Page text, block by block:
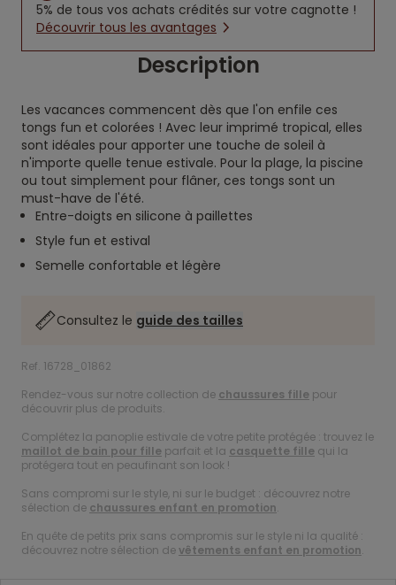
5% de tous vos achats crédités sur votre cagnotte !
Découvrir tous les avantages
Description
Les vacances commencent dès que l'on enfile ces
tongs fun et colorées ! Avec leur imprimé tropical, elles
sont idéales pour apporter une touche de soleil à
n'importe quelle tenue estivale. Pour la plage, la piscine
ou tout simplement pour flâner, ces tongs sont un
must-have de l'été.
Entre-doigts en silicone à paillettes
Style fun et estival
Semelle confortable et légère
Consultez le guide des tailles
Ref. 16728_01862
Rendez-vous sur notre collection de chaussures fille pour
découvrir plus de produits.
Complétez la panoplie estivale de votre petite protégée : trouvez le
maillot de bain pour fille parfait et la casquette fille qui la
protégera tout en peaufinant son look !
Sans compromi sur le style, ni sur le budget : découvrez notre
sélection de chaussures enfant en promotion.
En quête de petits prix sans compromis sur le style ni la qualité :
découvrez notre sélection devêtements enfant en promotion.